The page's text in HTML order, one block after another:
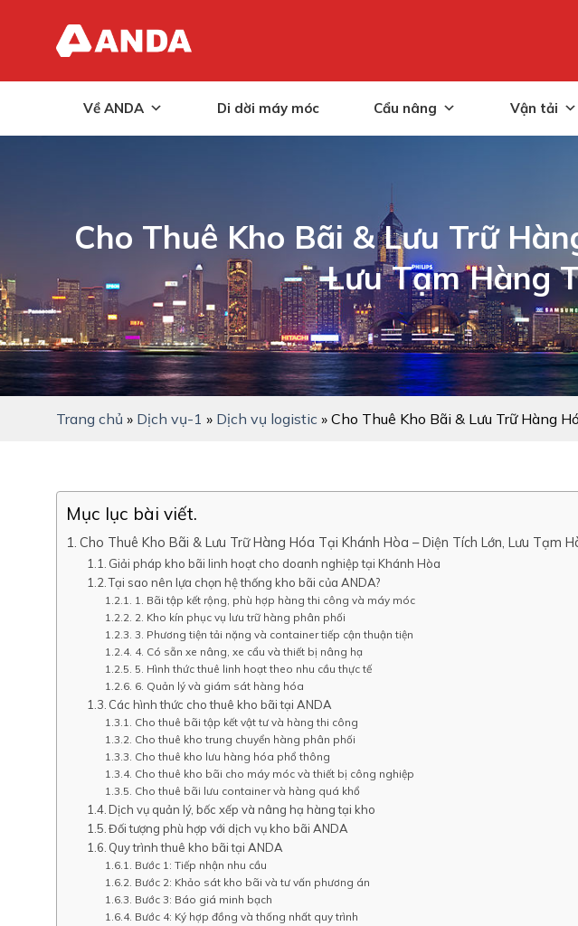
Về ANDA Di dời máy móc Cẩu nâng Vận tải
Cho Thuê Kho Bãi & Lưu Trữ
Lưu Tạm Hàng
Trang chủ » Dịch vụ-1 » Dịch vụ logistic » Cho Thuê Kho Bãi & Lưu Trữ Hàng
Mục lục bài viết.
Cho Thuê Kho Bãi & Lưu Trữ Hàng Hóa Tại Khánh Hòa – Diện Tích Lớn, Lưu Tạm
Giải pháp kho bãi linh hoạt cho doanh nghiệp tại Khánh Hòa
Tại sao nên lựa chọn hệ thống kho bãi của ANDA?
1. Bãi tập kết rộng, phù hợp hàng thi công và máy móc
2. Kho kín phục vụ lưu trữ hàng phân phối
3. Phương tiện tải nặng và container tiếp cận thuận tiện
4. Có sẵn xe nâng, xe cẩu và thiết bị nâng hạ
5. Hình thức thuê linh hoạt theo nhu cầu thực tế
6. Quản lý và giám sát hàng hóa
Các hình thức cho thuê kho bãi tại ANDA
Cho thuê bãi tập kết vật tư và hàng thi công
Cho thuê kho trung chuyển hàng phân phối
Cho thuê kho lưu hàng hóa phổ thông
Cho thuê kho bãi cho máy móc và thiết bị công nghiệp
Cho thuê bãi lưu container và hàng quá khổ
Dịch vụ quản lý, bốc xếp và nâng hạ hàng tại kho
Đối tượng phù hợp với dịch vụ kho bãi ANDA
Quy trình thuê kho bãi tại ANDA
Bước 1: Tiếp nhận nhu cầu
Bước 2: Khảo sát kho bãi và tư vấn phương án
Bước 3: Báo giá minh bạch
Bước 4: Ký hợp đồng và thống nhất quy trình